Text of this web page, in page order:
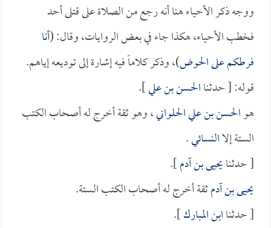
ووجه ذكر الأحياء هنا أنه رجع من الصلاة على قتلى أحد
فخطب الأحياء، هكذا جاء في بعض الروايات، وقال: (أنا
فرطكم على الحوض)، وذكر كلاماً فيه إشارة إلى توديعه إياهم.
قوله: [ حدثناالحسن بن علي].
هوالحسن بن علي الحلواني، وهو ثقة أخرج له أصحاب الكتب
الستة إلاالنسائي.
[ حدثنايحيى بن آدم].
يحيى بن آدمثقة أخرج له أصحاب الكتب الستة.
[ حدثناابن المبارك].